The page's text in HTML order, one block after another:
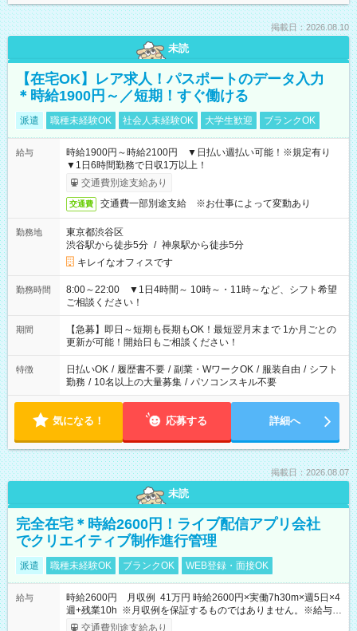
掲載日：2026.08.10
未読
【在宅OK】レア求人！パスポートのデータ入力
＊時給1900円～／短期！すぐ働ける
派遣 職種未経験OK 社会人未経験OK 大学生歓迎 ブランクOK
給与
時給1900円～時給2100円 ▼日払い週払い可能！※規定有り
▼1日6時間勤務で日収1万以上！
交通費別途支給あり
交通費 交通費一部別途支給 ※お仕事によって変動あり
勤務地
東京都渋谷区
渋谷駅から徒歩5分 / 神泉駅から徒歩5分
キレイなオフィスです
勤務時間
8:00～22:00 ▼1日4時間～ 10時～・11時～など、シフト希望
ご相談ください！
期間
【急募】即日～短期も長期もOK！最短翌月末まで 1か月ごとの
更新が可能！開始日もご相談ください！
特徴 日払いOK / 履歴書不要 / 副業・WワークOK / 服装自由 / シフト
勤務 / 10名以上の大量募集 / パソコンスキル不要
気になる！ 応募する 詳細へ
掲載日：2026.08.07
未読
完全在宅＊時給2600円！ライブ配信アプリ会社
でクリエイティブ制作進行管理
派遣 職種未経験OK ブランクOK WEB登録・面接OK
給与
時給2600円 月収例 41万円 時給2600円×実働7h30m×週5日×4
週+残業10h ※月収例を保証するものではありません。※給与即
受取りサービス利用可（利用条件有）
交通費別途支給あり